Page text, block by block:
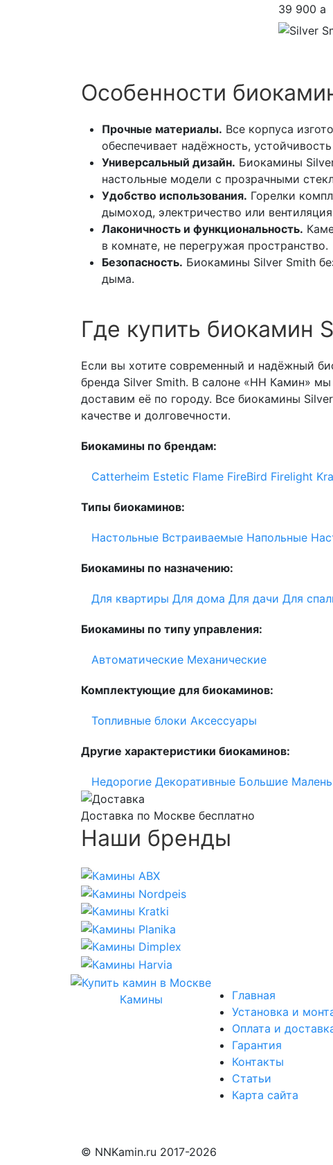
39 900 a
Особенности
Прочные материалы. Все корпуса
обеспечивает надёжность,
Универсальный дизайн. Биокамины
настольные модели с прозрачными
Удобство использования. Горелки
дымоход, электричество или
Лаконичность и функциональность.
в комнате, не перегружая пространство.
Безопасность. Биокамины Silver Smith
дыма.
Где купить биокамин
Если вы хотите современный и надёжный
бренда Silver Smith. В салоне «НН Камин»
доставим её по городу. Все биокамины
качестве и долговечности.
Биокамины по брендам:
Catterheim Estetic Flame FireBird Firelight
Типы биокаминов:
Настольные Встраиваемые Напольные
Биокамины по назначению:
Для квартиры Для дома Для дачи Для
Биокамины по типу управления:
Автоматические Механические
Комплектующие для биокаминов:
Топливные блоки Аксессуары
Другие характеристики биокаминов:
Недорогие Декоративные Большие
Доставка по Москве бесплатно
Наши бренды
Камины
Главная
Установка и
Оплата и
Гарантия
Контакты
Статьи
Карта сайта
© NNKamin.ru 2017-2026